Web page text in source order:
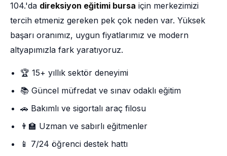
104.'da direksiyon eğitimi bursa için merkezimizi
tercih etmeniz gereken pek çok neden var. Yüksek
başarı oranımız, uygun fiyatlarımız ve modern
altyapımızla fark yaratıyoruz.
🏆 15+ yıllık sektör deneyimi
📚 Güncel müfredat ve sınav odaklı eğitim
🚗 Bakımlı ve sigortalı araç filosu
👨‍🏫 Uzman ve sabırlı eğitmenler
📱 7/24 öğrenci destek hattı